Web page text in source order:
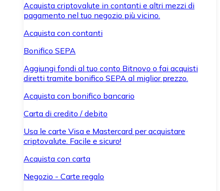
Acquista criptovalute in contanti e altri mezzi di
pagamento nel tuo negozio più vicino.
Acquista con contanti
Bonifico SEPA
Aggiungi fondi al tuo conto Bitnovo o fai acquisti
diretti tramite bonifico SEPA al miglior prezzo.
Acquista con bonifico bancario
Carta di credito / debito
Usa le carte Visa e Mastercard per acquistare
criptovalute. Facile e sicuro!
Acquista con carta
Negozio - Carte regalo